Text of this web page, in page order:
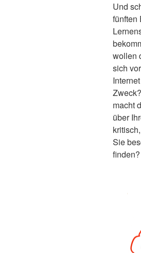
Und
fünften
wollen
sich
macht
über
Sie